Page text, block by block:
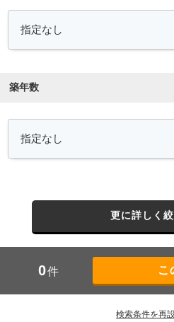
築年数
更に詳しく
0件
検索条件を再